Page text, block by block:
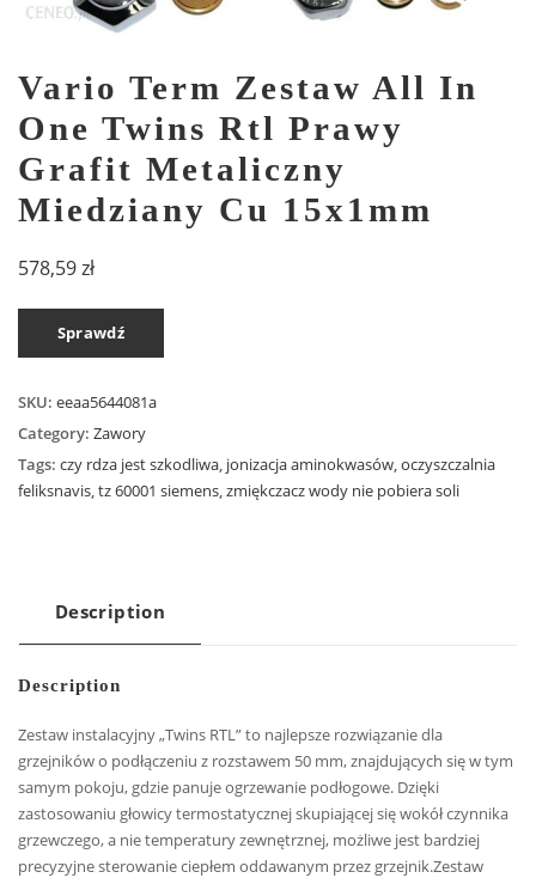
Vario Term Zestaw All In
One Twins Rtl Prawy
Grafit Metaliczny
Miedziany Cu 15x1mm
578,59zł
Sprawdź
SKU: eeaa5644081a
Category: Zawory
Tags: czy rdza jest szkodliwa, jonizacja aminokwasów,oczyszczalnia
feliksnavis,tz 60001 siemens,zmiękczacz wody nie pobiera soli
Description
Description
Zestaw instalacyjny „Twins RTL” to najlepsze rozwiązanie dla
grzejników o podłączeniu z rozstawem 50 mm, znajdujących się w tym
samym pokoju, gdzie panuje ogrzewanie podłogowe. Dzięki
zastosowaniu głowicy termostatycznej skupiającej się wokół czynnika
grzewczego, a nie temperatury zewnętrznej, możliwe jest bardziej
precyzyjne sterowanie ciepłem oddawanym przez grzejnik.Zestaw